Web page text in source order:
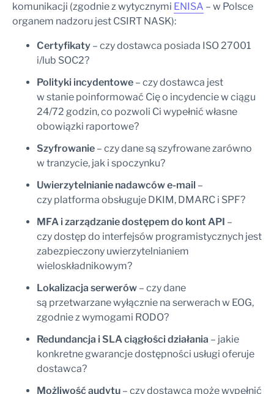
komunikacji (zgodnie z wytycznymi ENISA – w Polsce
organem nadzoru jest CSIRT NASK):
Certyfikaty – czy dostawca posiada ISO 27001
i/lub SOC2?
Polityki incydentowe – czy dostawca jest
w stanie poinformować Cię o incydencie w ciągu
24/72 godzin, co pozwoli Ci wypełnić własne
obowiązki raportowe?
Szyfrowanie – czy dane są szyfrowane zarówno
w tranzycie, jak i spoczynku?
Uwierzytelnianie nadawców e-mail –
czy platforma obsługuje DKIM, DMARC i SPF?
MFA i zarządzanie dostępem do kont API –
czy dostęp do interfejsów programistycznych jest
zabezpieczony uwierzytelnianiem
wieloskładnikowym?
Lokalizacja serwerów – czy dane
są przetwarzane wyłącznie na serwerach w EOG,
zgodnie z wymogami RODO?
Redundancja i SLA ciągłości działania – jakie
konkretne gwarancje dostępności usługi oferuje
dostawca?
Możliwość audytu – czy dostawca może wypełnić